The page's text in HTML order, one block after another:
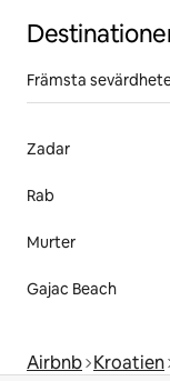
Främsta
Zadar
Rab
Murter
Gajac Beach
Airbnb Kroatien